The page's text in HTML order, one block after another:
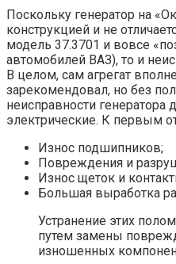
Поскольку генератор на
конструкцией и не
модель 37.3701 и вовсе
автомобилей ВАЗ), то и
В целом, сам агрегат
зарекомендовал, но без
неисправности генератора
электрические. К первым
Износ подшипников;
Повреждения и
Износ щеток и
Большая выработка
Устранение этих
путем замены
изношенных